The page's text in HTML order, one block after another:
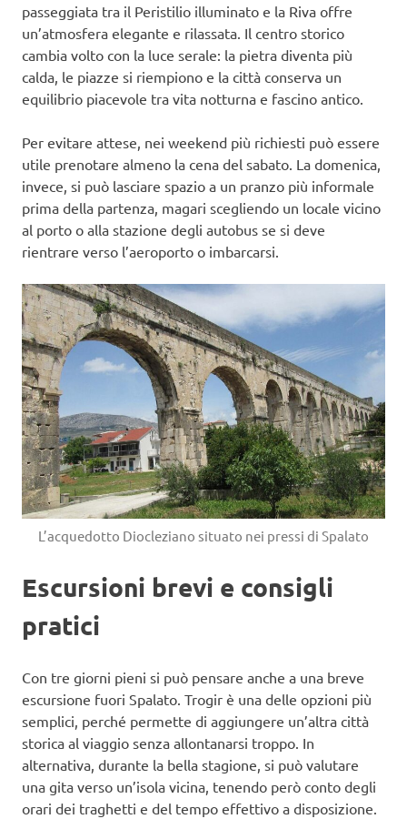
passeggiata tra il Peristilio illuminato e la Riva offre
un’atmosfera elegante e rilassata. Il centro storico
cambia volto con la luce serale: la pietra diventa più
calda, le piazze si riempiono e la città conserva un
equilibrio piacevole tra vita notturna e fascino antico.
Per evitare attese, nei weekend più richiesti può essere
utile prenotare almeno la cena del sabato. La domenica,
invece, si può lasciare spazio a un pranzo più informale
prima della partenza, magari scegliendo un locale vicino
al porto o alla stazione degli autobus se si deve
rientrare verso l’aeroporto o imbarcarsi.
L’acquedotto Diocleziano situato nei pressi di Spalato
Escursioni brevi e consigli
pratici
Con tre giorni pieni si può pensare anche a una breve
escursione fuori Spalato. Trogir è una delle opzioni più
semplici, perché permette di aggiungere un’altra città
storica al viaggio senza allontanarsi troppo. In
alternativa, durante la bella stagione, si può valutare
una gita verso un’isola vicina, tenendo però conto degli
orari dei traghetti e del tempo effettivo a disposizione.